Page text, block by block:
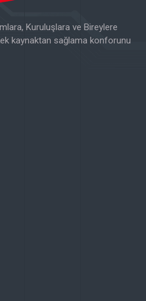
Kuruluşlara ve Bireylere
kaynaktan sağlama konforunu